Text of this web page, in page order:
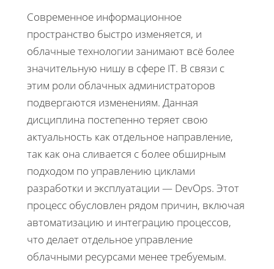
Современное информационное
пространство быстро изменяется, и
облачные технологии занимают всё более
значительную нишу в сфере IT. В связи с
этим роли облачных администраторов
подвергаются изменениям. Данная
дисциплина постепенно теряет свою
актуальность как отдельное направление,
так как она сливается с более обширным
подходом по управлению циклами
разработки и эксплуатации — DevOps. Этот
процесс обусловлен рядом причин, включая
автоматизацию и интеграцию процессов,
что делает отдельное управление
облачными ресурсами менее требуемым.